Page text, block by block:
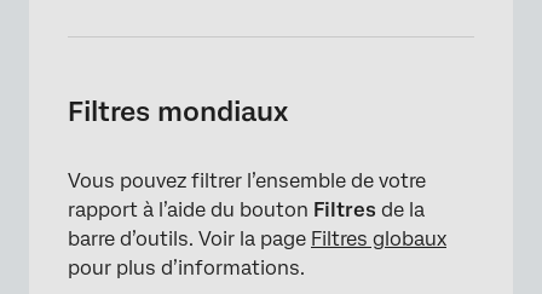
Filtres mondiaux
Vous pouvez filtrer l’ensemble de votre
rapport à l’aide du bouton Filtres de la
barre d’outils. Voir la page Filtres globaux
pour plus d’informations.